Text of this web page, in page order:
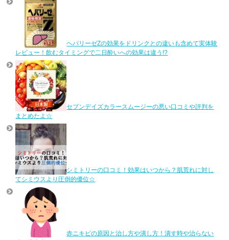
ヘパリーゼZの効果をドリンクとの違いも含めて実体験
レビュー！飲むタイミングで二日酔いへの効果は違う!?
セブンデイズカラースムージーの悪い口コミや評判を
まとめたよ☆
シミトリーの口コミ！効果はいつから？肌荒れに対し
てシミウスより圧倒的優位☆
赤ニキビの原因と治し方や潰し方！潰す時や治らない